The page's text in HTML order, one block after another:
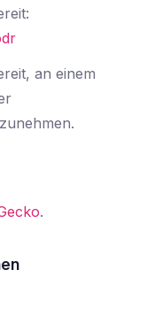
an einem
.